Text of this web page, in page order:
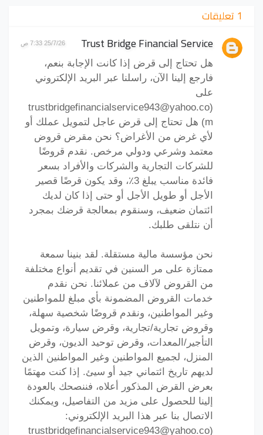
1 تعليقات
Trust Bridge Financial Service 25/7/26 7:33 ص
هل تحتاج إلى قرض إذا كانت الإجابة بنعم،
فارجع إلينا الآن، راسلنا عبر البريد الإلكتروني
على
(trustbridgefinancialservice943@yahoo.co
m) هل تحتاج إلى قرض عاجل لتمويل عملك أو
لأي غرض من الأغراض؟ نحن مقرض قروض
معتمد وشرعي ودولي مرخص. نقدم قروضًا
للشركات التجارية والشركات والأفراد بسعر
فائدة مناسب يبلغ 3٪، وقد يكون قرضًا قصير
الأجل أو طويل الأجل أو حتى إذا كان لديك
ائتمان ضعيف، وسنقوم بمعالجة قرضك بمجرد
أن نتلقى طلبك.
نحن مؤسسة مالية مستقلة. لقد بنينا سمعة
ممتازة على مر السنين في تقديم أنواع مختلفة
من القروض لآلاف من عملائنا. نحن نقدم
خدمات القروض المضمونة بأي مبلغ للمواطنين
وغير المواطنين، ونقدم قروضًا شخصية سهلة،
وقروض تجارية/تجارية، وقرض سيارة، وتمويل
التأجير/المعدات، وقرض توحيد الديون، وقرض
المنزل، لجميع المواطنين وغير المواطنين الذين
لديهم تاريخ ائتماني جيد أو سيئ. إذا كنت مهتمًا
بعرض القرض المذكور أعلاه، فننصحك بالعودة
إلينا للحصول على مزيد من التفاصيل، ويمكنك
الاتصال بنا عبر هذا البريد الإلكتروني:
(trustbridgefinancialservice943@yahoo.co